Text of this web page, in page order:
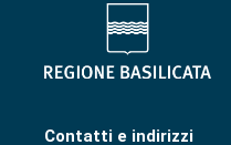
Contatti e indirizzi